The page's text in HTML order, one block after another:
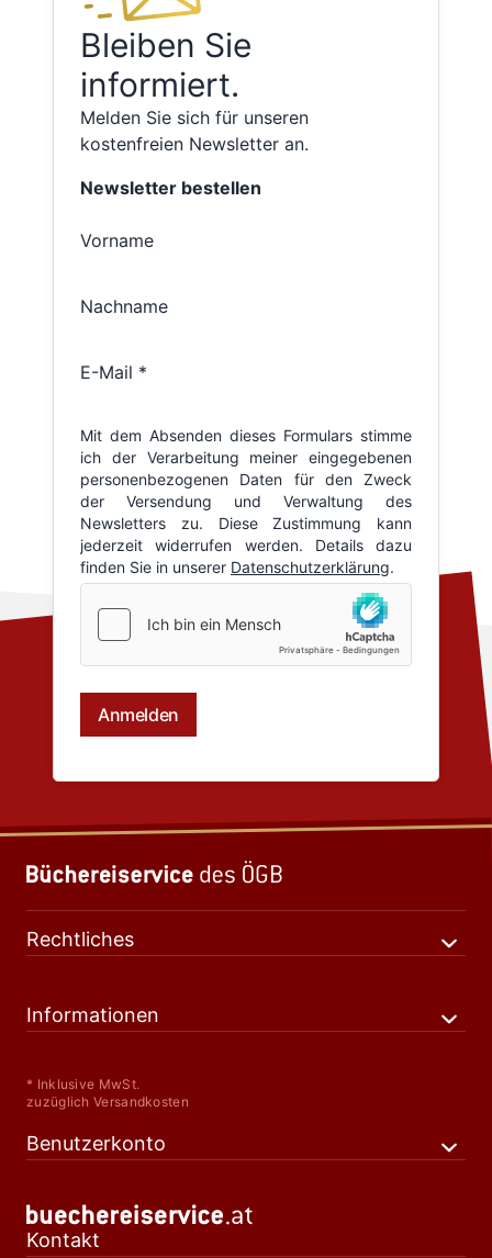
Bleiben Sie
informiert.
Melden Sie sich für unseren
kostenfreien Newsletter an.
Rechtliches
Informationen
* Inklusive MwSt.
zuzüglich Versandkosten
Benutzerkonto
Kontakt